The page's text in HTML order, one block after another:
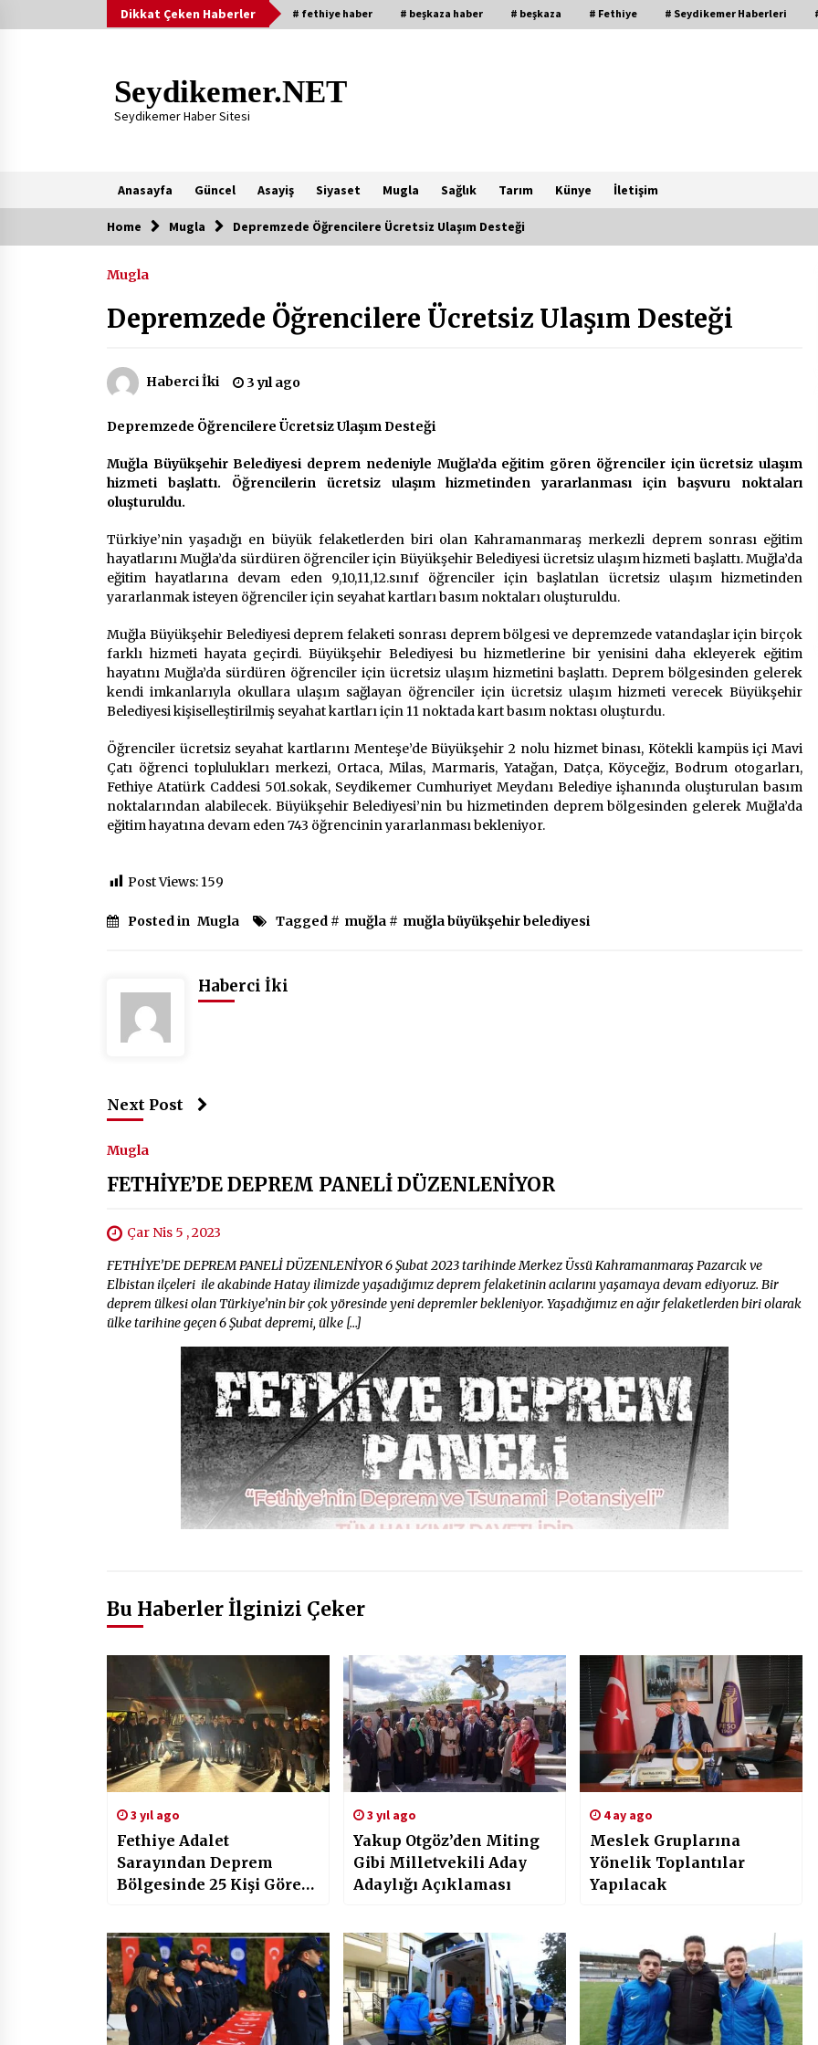
to
Dikkat Çeken Haberler # fethiye haber # beşkaza haber # beşkaza # Fethiye # Seydikemer Haberleri
Seydikemer.NET
Seydikemer Haber Sitesi
Anasayfa Güncel Asayiş Siyaset Mugla Sağlık Tarım Künye İletişim
Yeni Eklenenler
İnceledi
2 ay ago
ETKİNLİĞİ
2 ay ago
9 Günde 119 Acil Olaya Müdahale
Mobil Tekerlekli Sandalye Tamir
Aracı Engelsiz Muğla İçin Yollarda
Saadet Partisi Ziyaretlere Devam
Ediyor
Seydikemer Belediye Meclisi Ekim
Ayı Toplantısı Yapıldı
2 yıl ago
“Hiç Kimse Kaçak Yapım
Legalleşecek Ümidinde Olmamalı”
2 yıl ago
Home Mugla Depremzede Öğrencilere Ücretsiz Ulaşım Desteği
Mugla
Depremzede Öğrencilere Ücretsiz Ulaşım Desteği
Haberci İki 3 yıl ago
Depremzede Öğrencilere Ücretsiz Ulaşım Desteği
Muğla Büyükşehir Belediyesi deprem nedeniyle Muğla’da eğitim gören öğrenciler için ücretsiz ulaşım
hizmeti başlattı. Öğrencilerin ücretsiz ulaşım hizmetinden yararlanması için başvuru noktaları
oluşturuldu.
Türkiye’nin yaşadığı en büyük felaketlerden biri olan Kahramanmaraş merkezli deprem sonrası eğitim
hayatlarını Muğla’da sürdüren öğrenciler için Büyükşehir Belediyesi ücretsiz ulaşım hizmeti başlattı. Muğla’da
eğitim hayatlarına devam eden 9,10,11,12.sınıf öğrenciler için başlatılan ücretsiz ulaşım hizmetinden
yararlanmak isteyen öğrenciler için seyahat kartları basım noktaları oluşturuldu.
Muğla Büyükşehir Belediyesi deprem felaketi sonrası deprem bölgesi ve depremzede vatandaşlar için birçok
farklı hizmeti hayata geçirdi. Büyükşehir Belediyesi bu hizmetlerine bir yenisini daha ekleyerek eğitim
hayatını Muğla’da sürdüren öğrenciler için ücretsiz ulaşım hizmetini başlattı. Deprem bölgesinden gelerek
kendi imkanlarıyla okullara ulaşım sağlayan öğrenciler için ücretsiz ulaşım hizmeti verecek Büyükşehir
Belediyesi kişiselleştirilmiş seyahat kartları için 11 noktada kart basım noktası oluşturdu.
Öğrenciler ücretsiz seyahat kartlarını Menteşe’de Büyükşehir 2 nolu hizmet binası, Kötekli kampüs içi Mavi
Çatı öğrenci toplulukları merkezi, Ortaca, Milas, Marmaris, Yatağan, Datça, Köyceğiz, Bodrum otogarları,
Fethiye Atatürk Caddesi 501.sokak, Seydikemer Cumhuriyet Meydanı Belediye işhanında oluşturulan basım
noktalarından alabilecek. Büyükşehir Belediyesi’nin bu hizmetinden deprem bölgesinden gelerek Muğla’da
eğitim hayatına devam eden 743 öğrencinin yararlanması bekleniyor.
Post Views: 159
Posted in Mugla Tagged # muğla # muğla büyükşehir belediyesi
Haberci İki
Next Post
Mugla
FETHİYE’DE DEPREM PANELİ DÜZENLENİYOR
Çar Nis 5 , 2023
FETHİYE’DE DEPREM PANELİ DÜZENLENİYOR 6 Şubat 2023 tarihinde Merkez Üssü Kahramanmaraş Pazarcık ve
Elbistan ilçeleri ile akabinde Hatay ilimizde yaşadığımız deprem felaketinin acılarını yaşamaya devam ediyoruz. Bir
deprem ülkesi olan Türkiye’nin bir çok yöresinde yeni depremler bekleniyor. Yaşadığımız en ağır felaketlerden biri olarak
ülke tarihine geçen 6 Şubat depremi, ülke […]
Bu Haberler İlginizi Çeker
3 yıl ago
Fethiye Adalet
Sarayından Deprem
Bölgesinde 25 Kişi Görev
3 yıl ago
Yakup Otgöz’den Miting
Gibi Milletvekili Aday
Adaylığı Açıklaması
4 ay ago
Meslek Gruplarına
Yönelik Toplantılar
Yapılacak